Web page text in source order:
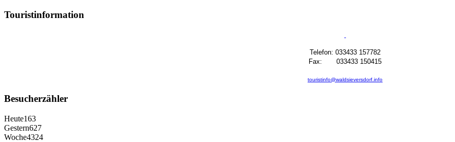
Touristinformation
Telefon: 033433 157782
Fax: 033433 150415
touristinfo@waldsieversdorf.info
Besucherzähler
Heute163
Gestern627
Woche4324